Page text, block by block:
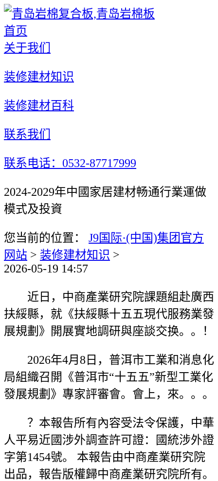
首页
关于我们
装修建材知识
装修建材百科
联系我们
联系电话：0532-87717999
2024-2029年中國家居建材畅通行業運做
模式及投資
您当前的位置： J9国际·(中国)集团官方
网站 > 装修建材知识 >
2026-05-19 14:57
近日，中商產業研究院課題組赴廣西
扶綏縣，就《扶綏縣十五五現代服務業發
展規劃》開展實地調研與座談交换。。！
2026年4月8日，普洱市工業和消息化
局組織召開《普洱市“十五五”新型工業化
發展規劃》專家評審會。會上，來。。。
？本報告所有內容受法令保護，中華
人平易近國涉外調查許可證：國統涉外證
字第1454號。 本報告由中商產業研究院
出品，報告版權歸中商產業研究院所有。